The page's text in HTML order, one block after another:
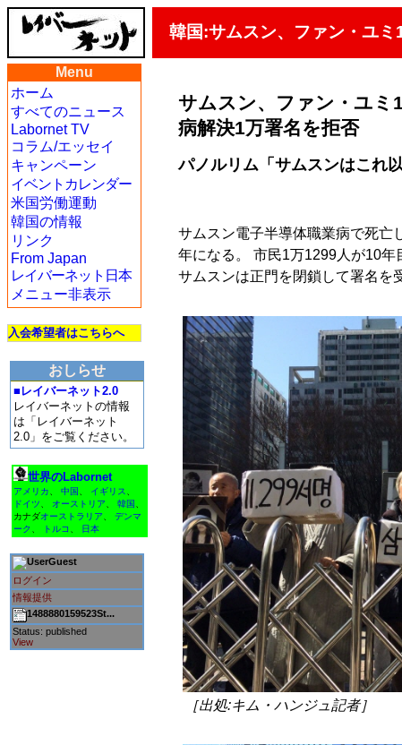
韓国:サムスン、ファン・ユ
Menu
ホーム
すべてのニュース
Labornet TV
コラム/エッセイ
キャンペーン
イベントカレンダー
米国労働運動
韓国の情報
リンク
From Japan
レイバーネット日本
メニュー非表示
入会希望者はこちらへ
おしらせ
■レイバーネット2.0
レイバーネットの情報
は「レイバーネット
2.0」をご覧ください。
世界のLabornet
アメリカ 中国 イギリス
ドイツ
オーストリア 韓国
カナダオーストラリア
デンマ
ーク
トルコ 日本
Guest
ログイン
情報提供
1488880159523St...
Status: published
View
サムスン、ファン・ユ
病解決1万署名を拒否
パノルリム「サムスンはこれ
サムスン電子半導体職業病で死亡
年になる。 市民1万1299人が10年
サムスンは正門を閉鎖して署名を
［出処:キム・ハンジュ記者］